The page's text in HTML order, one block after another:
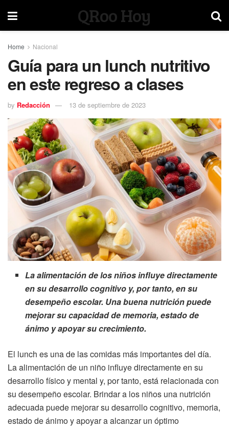
QRoo Hoy
Home Nacional
Guía para un lunch nutritivo
en este regreso a clases
by Redacción 13 de septiembre de 2023
La alimentación de los niños influye directamente
en su desarrollo cognitivo y, por tanto, en su
desempeño escolar. Una buena nutrición puede
mejorar su capacidad de memoria, estado de
ánimo y apoyar su crecimiento.
El lunch es una de las comidas más importantes del día.
La alimentación de un niño influye directamente en su
desarrollo físico y mental y, por tanto, está relacionada con
su desempeño escolar. Brindar a los niños una nutrición
adecuada puede mejorar su desarrollo cognitivo, memoria,
estado de ánimo y apoyar a alcanzar un óptimo